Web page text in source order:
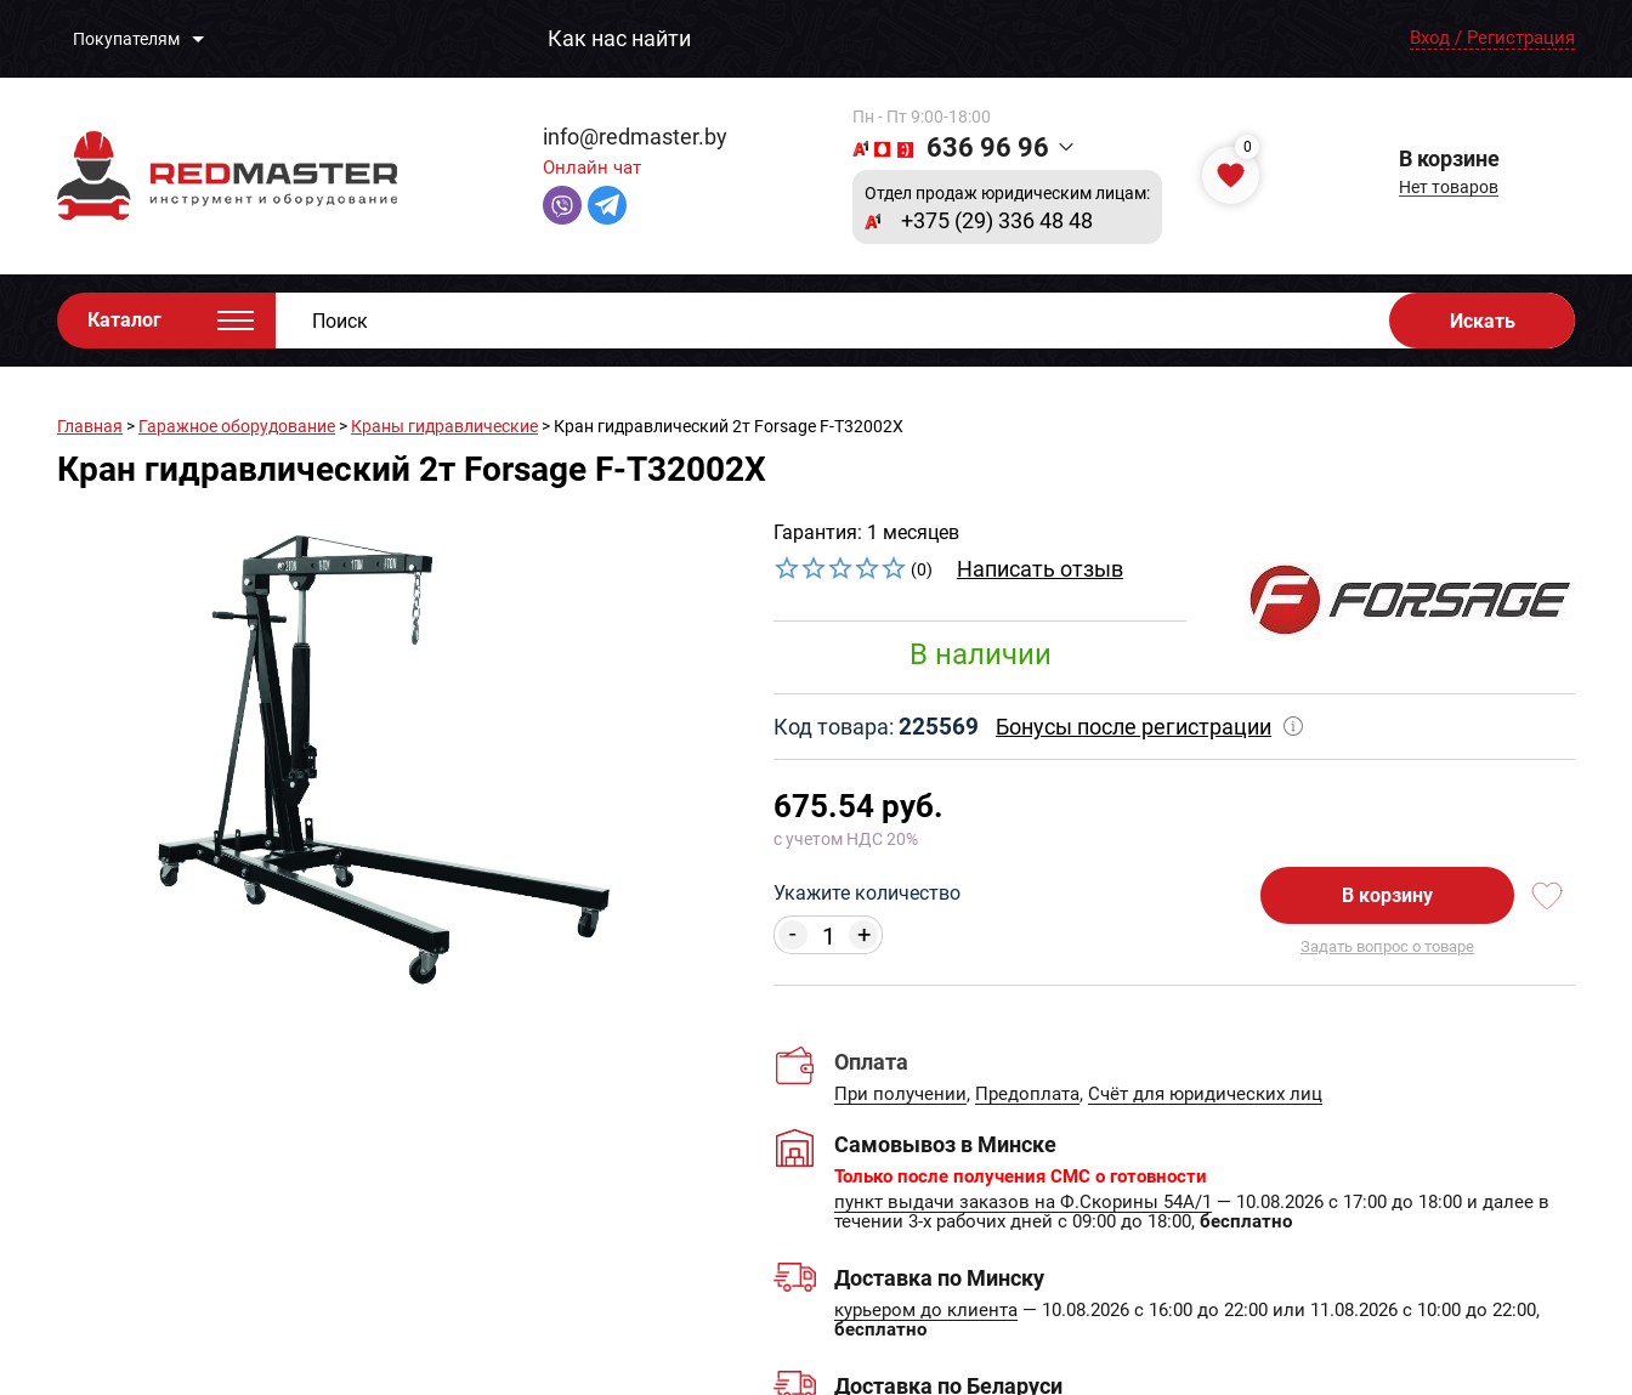
Покупателям Как нас найти Вход / Регистрация
info@redmaster.by
Онлайн чат
Пн - Пт 9:00-18:00
636 96 96
Отдел продаж юридическим лицам:
+375 (29) 336 48 48
0 В корзине
Нет товаров
Каталог Искать
Главная > Гаражное оборудование > Краны гидравлические > Кран гидравлический 2т Forsage F-T32002X
Кран гидравлический 2т Forsage F-T32002X
Гарантия: 1 месяцев
(0) Написать отзыв
В наличии
Код товара: 225569 Бонусы после регистрации
675.54 руб.
с учетом НДС 20%
Укажите количество
+
-
В корзину
Задать вопрос о товаре
Оплата
При получении, Предоплата, Счёт для юридических лиц
Самовывоз в Минске
Только после получения СМС о готовности
пункт выдачи заказов на Ф.Скорины 54А/1 — 10.08.2026 с 17:00 до 18:00 и далее в
течении 3-х рабочих дней с 09:00 до 18:00, бесплатно
Доставка по Минску
курьером до клиента — 10.08.2026 с 16:00 до 22:00 или 11.08.2026 с 10:00 до 22:00,
бесплатно
Доставка по Беларуси